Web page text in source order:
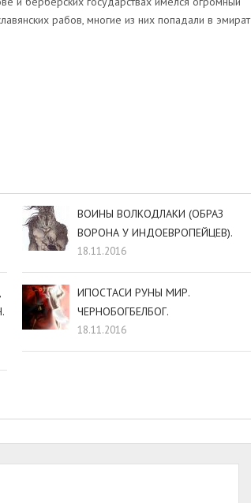
рабов, многие из них попадали в эмират
ВОИНЫ ВОЛКОДЛАКИ (ОБРАЗ
ВОРОНА У ИНДОЕВРОПЕЙЦЕВ).
18.11.2016
ИПОСТАСИ РУНЫ МИР.
ЧЕРНОБОГБЕЛБОГ.
18.11.2016